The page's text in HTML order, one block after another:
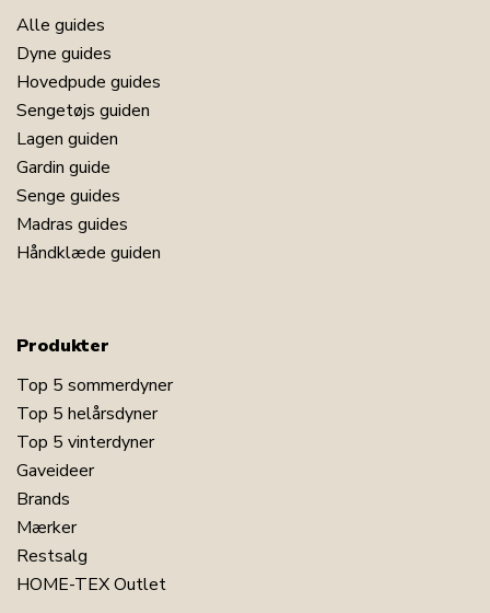
Alle guides
Dyne guides
Hovedpude guides
Sengetøjs guiden
Lagen guiden
Gardin guide
Senge guides
Madras guides
Håndklæde guiden
Produkter
Top 5 sommerdyner
Top 5 helårsdyner
Top 5 vinterdyner
Gaveideer
Brands
Mærker
Restsalg
HOME-TEX Outlet